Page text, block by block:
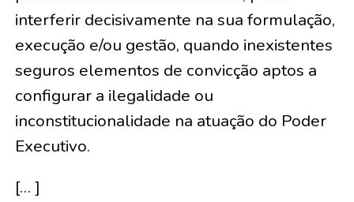
interferir decisivamente na sua formulação,
execução e/ou gestão, quando inexistentes
seguros elementos de convicção aptos a
configurar a ilegalidade ou
inconstitucionalidade na atuação do Poder
Executivo.
[… ]